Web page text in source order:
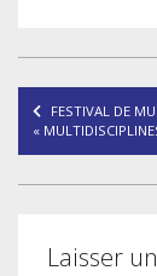
Navigation
de
l’article
FESTIVAL DE
«
Laisser